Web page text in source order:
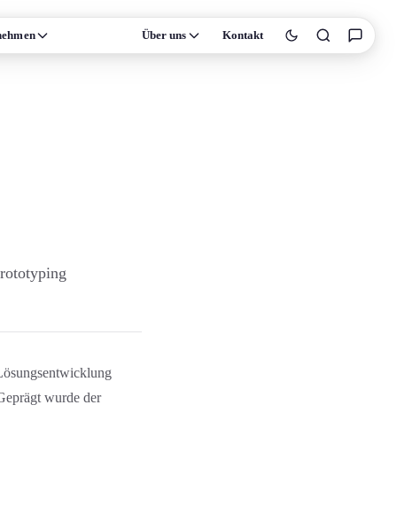
Über uns Kontakt
wurde der